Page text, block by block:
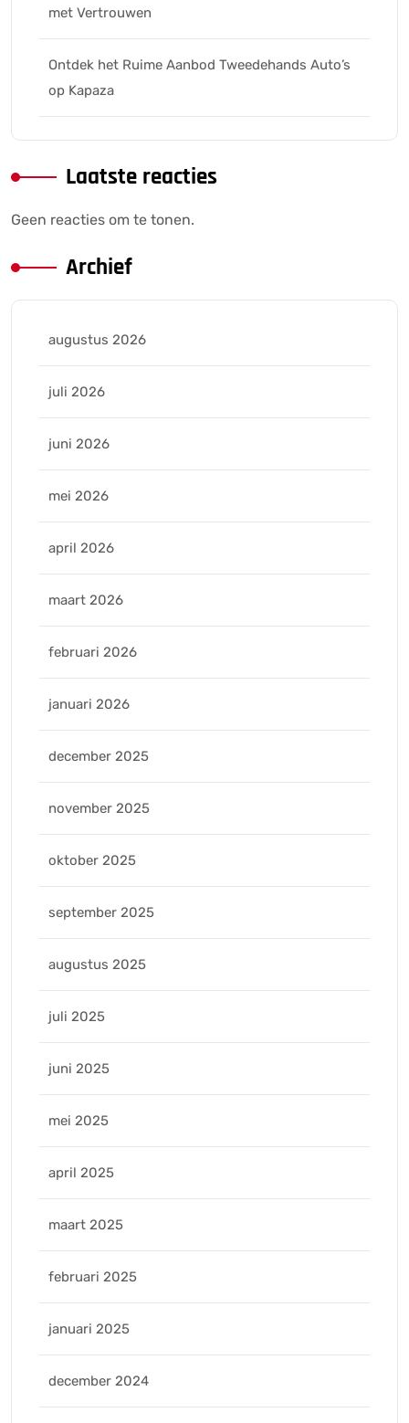
met Vertrouwen
Ontdek het Ruime Aanbod Tweedehands Auto’s
op Kapaza
Laatste reacties
Geen reacties om te tonen.
Archief
augustus 2026
juli 2026
juni 2026
mei 2026
april 2026
maart 2026
februari 2026
januari 2026
december 2025
november 2025
oktober 2025
september 2025
augustus 2025
juli 2025
juni 2025
mei 2025
april 2025
maart 2025
februari 2025
januari 2025
december 2024